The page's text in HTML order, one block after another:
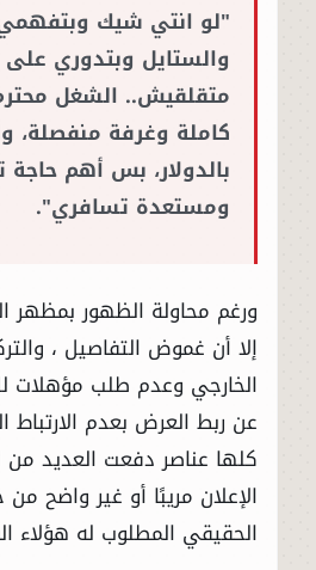
"لو انتي شيك
والستايل وبتدوري
متقلقيش.. الشغل
كاملة وغرفة منفصلة،
بالدولار، بس أهم
ومستعدة تسافري".
ورغم محاولة الظهور بمظهر
إلا أن غموض التفاصيل ،
الخارجي وعدم طلب مؤهلات
عن ربط العرض بعدم الارتباط
كلها عناصر دفعت العديد من
الإعلان مريبًا أو غير واضح
الحقيقي المطلوب له هؤلاء